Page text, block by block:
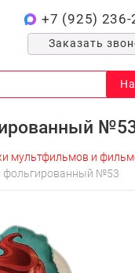
+7 (925) 236-
Заказать
мультфильмов и
фольгированный №53